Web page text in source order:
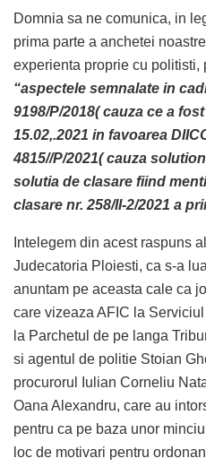
Domnia sa ne comunica, in
prima parte a anchetei
experienta proprie cu politisti,
“aspectele semnalate in
9198/P/2018( cauza ce a
15.02,.2021 in favoarea
4815//P/2021( cauza
solutia de clasare fiind
clasare nr. 258/II-2/2021 a
Intelegem din acest raspuns
Judecatoria Ploiesti, ca s-a
anuntam pe aceasta cale ca
care vizeaza AFIC la
la Parchetul de pe langa
si agentul de politie Stoian
procurorul Iulian Corneliu
Oana Alexandru, care au
pentru ca pe baza unor
loc de motivari pentru